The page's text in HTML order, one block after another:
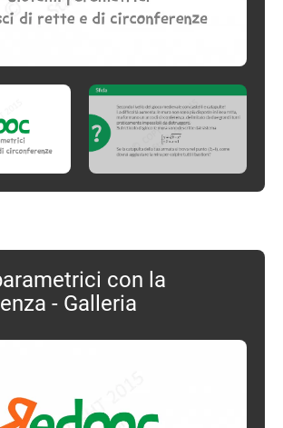
con la
- Galleria